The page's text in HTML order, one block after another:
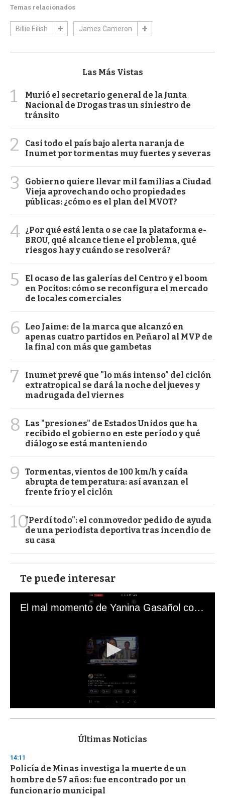
Temas relacionados
Billie Eilish James Cameron
Las Más Vistas
1
Murió el secretario general de la Junta
Nacional de Drogas tras un siniestro de
tránsito
2
Casi todo el país bajo alerta naranja de
Inumet por tormentas muy fuertes y severas
3
Gobierno quiere llevar mil familias a Ciudad
Vieja aprovechando ocho propiedades
públicas: ¿cómo es el plan del MVOT?
4 ¿Por qué está lenta o se cae la plataforma e-
BROU, qué alcance tiene el problema, qué
riesgos hay y cuándo se resolverá?
5
El ocaso de las galerías del Centro y el boom
en Pocitos: cómo se reconfigura el mercado
de locales comerciales
6
Leo Jaime: de la marca que alcanzó en
apenas cuatro partidos en Peñarol al MVP de
la final con más que gambetas
7
Inumet prevé que "lo más intenso" del ciclón
extratropical se dará la noche del jueves y
madrugada del viernes
8
Las "presiones" de Estados Unidos que ha
recibido el gobierno en este período y qué
diálogo se está manteniendo
9
Tormentas, vientos de 100 km/h y caída
abrupta de temperatura: así avanzan el
frente frío y el ciclón
10"Perdí todo": el conmovedor pedido de ayuda
de una periodista deportiva tras incendio de
su casa
Te puede interesar
El mal momento de Yanina Gasañol con un hincha argentino en "Subrayado"
s
d
s
o
f
3
Últimas Noticias
14:11
Policía de Minas investiga la muerte de un
hombre de 57 años: fue encontrado por un
funcionario municipal